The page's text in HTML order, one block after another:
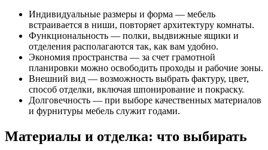
Индивидуальные размеры и форма — мебель
встраивается в ниши, повторяет архитектуру комнаты.
Функциональность — полки, выдвижные ящики и
отделения располагаются так, как вам удобно.
Экономия пространства — за счет грамотной
планировки можно освободить проходы и рабочие зоны.
Внешний вид — возможность выбрать фактуру, цвет,
способ отделки, включая шпонирование и покраску.
Долговечность — при выборе качественных материалов
и фурнитуры мебель служит годами.
Материалы и отделка: что выбирать